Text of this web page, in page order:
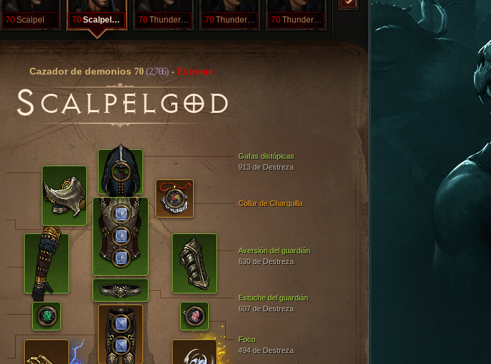
70Scalpel 70 ScalpelGoD 70 ThunderCrash 70 ThunderCrash 70 ThunderCrash 70
Cazador de demonios 70 (2,766) - Extremo
SCALPELGOD
Gafas distópicas
913 de Destreza
Aversión del guardián
630 de Destreza
Estuche del guardián
607 de Destreza
Foco
494 de Destreza
Collar de Charquilla